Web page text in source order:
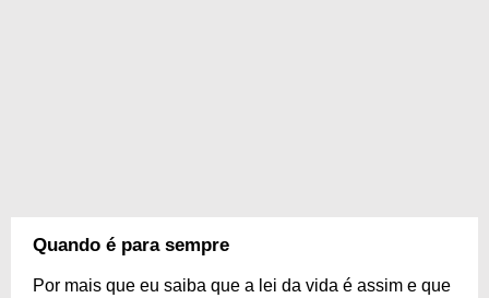
Quando é para sempre
Por mais que eu saiba que a lei da vida é assim e que